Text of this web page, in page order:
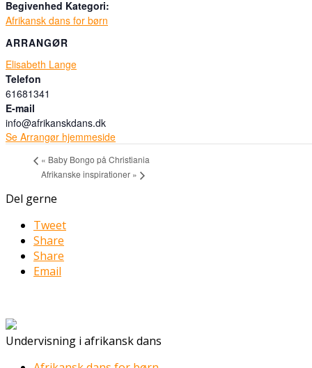
Begivenhed Kategori:
Afrikansk dans for børn
ARRANGØR
Elisabeth Lange
Telefon
61681341
E-mail
info@afrikanskdans.dk
Se Arrangør hjemmeside
« Baby Bongo på Christiania
Afrikanske inspirationer »
Del gerne
Tweet
Share
Share
Email
Undervisning i afrikansk dans